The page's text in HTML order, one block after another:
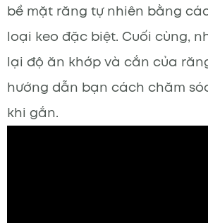
bề mặt răng tự nhiên bằng
loại keo đặc biệt. Cuối cùng,
lại độ ăn khớp và cắn của
hướng dẫn bạn cách chăm
khi gắn.